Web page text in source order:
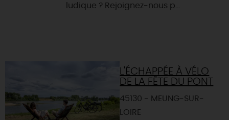
ludique ? Rejoignez-nous p...
L'ÉCHAPPÉE À VÉLO
DE LA FÊTE DU PONT
45130 - MEUNG-SUR-
LOIRE